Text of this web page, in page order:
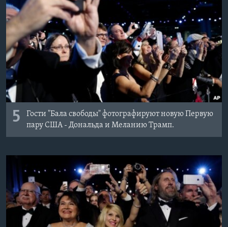
5
Гости "Бала свободы" фотографируют новую Первую
пару США - Дональда и Меланию Трамп.